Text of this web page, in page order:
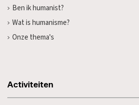
Ben ik humanist?
Wat is humanisme?
Onze thema's
Activiteiten